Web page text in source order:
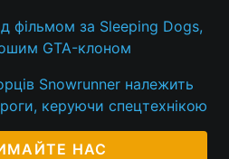
фільмом за Sleeping Dogs,
GTA-клоном
Snowrunner належить
керуючи спецтехнікою
НАС